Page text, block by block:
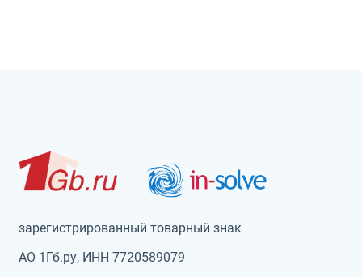
зарегистрированный товарный знак
АО 1Гб.ру, ИНН 7720589079